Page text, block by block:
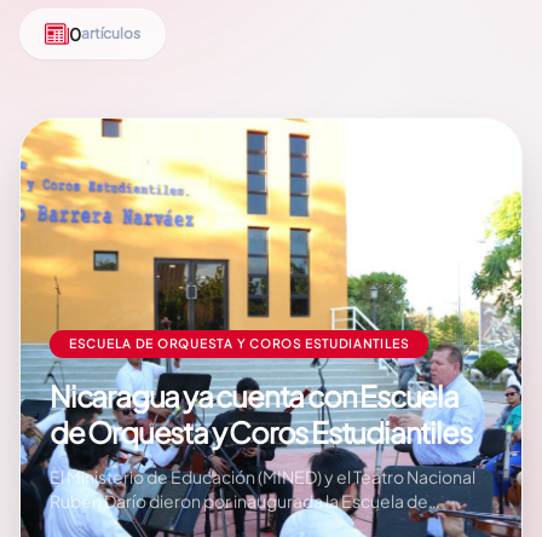
0artículos
ESCUELA DE ORQUESTA Y COROS ESTUDIANTILES
Nicaragua ya cuenta con Escuela
de Orquesta y Coros Estudiantiles
El Ministerio de Educación (MINED) y el Teatro Nacional
Rubén Darío dieron por inaugurada la Escuela de
Orquesta y Coros Estudiantiles, Alfredo Barrera, cuyo